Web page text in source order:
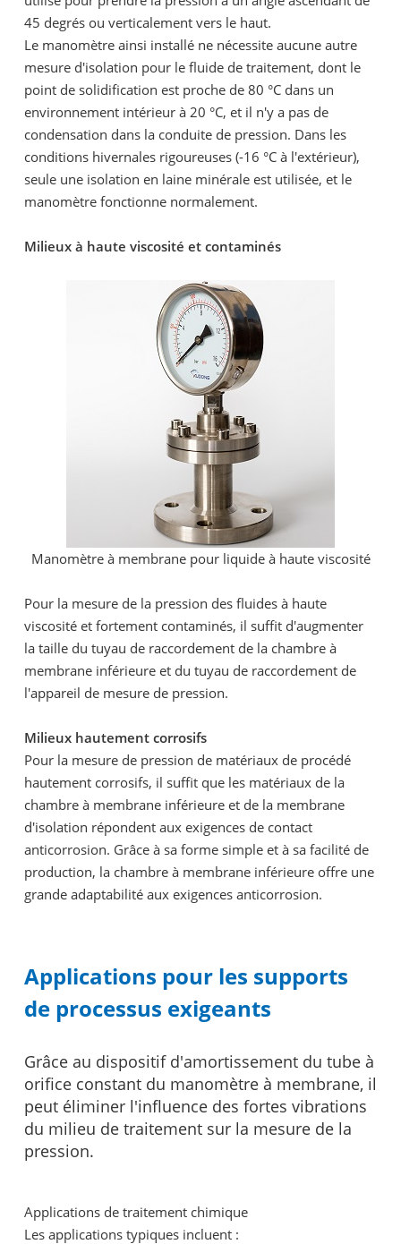
45 degrés ou verticalement vers le haut.
Le manomètre ainsi installé ne nécessite aucune autre
mesure d'isolation pour le fluide de traitement, dont le
point de solidification est proche de 80 °C dans un
environnement intérieur à 20 °C, et il n'y a pas de
condensation dans la conduite de pression. Dans les
conditions hivernales rigoureuses (-16 °C à l'extérieur),
seule une isolation en laine minérale est utilisée, et le
manomètre fonctionne normalement.
Milieux à haute viscosité et contaminés
Manomètre à membrane pour liquide à haute viscosité
Pour la mesure de la pression des fluides à haute
viscosité et fortement contaminés, il suffit d'augmenter
la taille du tuyau de raccordement de la chambre à
membrane inférieure et du tuyau de raccordement de
l'appareil de mesure de pression.
Milieux hautement corrosifs
Pour la mesure de pression de matériaux de procédé
hautement corrosifs, il suffit que les matériaux de la
chambre à membrane inférieure et de la membrane
d'isolation répondent aux exigences de contact
anticorrosion. Grâce à sa forme simple et à sa facilité de
production, la chambre à membrane inférieure offre une
grande adaptabilité aux exigences anticorrosion.
Applications pour les supports
de processus exigeants
Grâce au dispositif d'amortissement du tube à
orifice constant du manomètre à membrane, il
peut éliminer l'influence des fortes vibrations
du milieu de traitement sur la mesure de la
pression.
Applications de traitement chimique
Les applications typiques incluent :